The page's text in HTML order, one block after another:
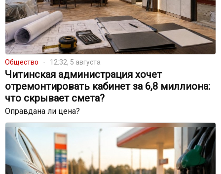
Общество 12:32, 5 августа
Читинская администрация хочет
отремонтировать кабинет за 6,8 миллиона:
что скрывает смета?
Оправдана ли цена?